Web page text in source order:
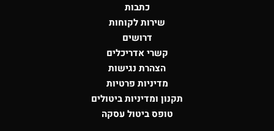
כתבות
שירות לקוחות
דרושים
קשרי אדריכלים
הצהרת נגישות
מדיניות פרטיות
תקנון ומדיניות ביטולים
טופס ביטול עסקה